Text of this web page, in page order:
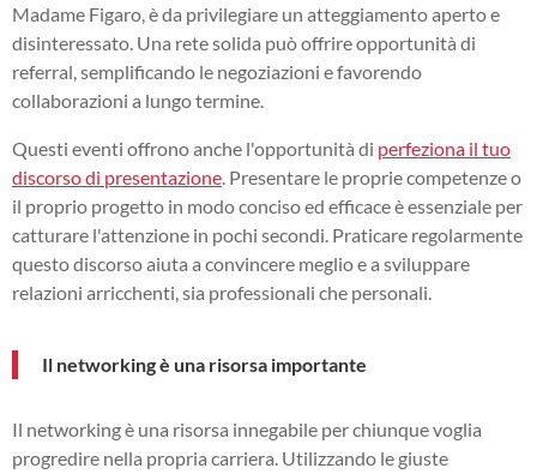
Madame Figaro, è da privilegiare un atteggiamento aperto e
disinteressato. Una rete solida può offrire opportunità di
referral, semplificando le negoziazioni e favorendo
collaborazioni a lungo termine.
Questi eventi offrono anche l'opportunità di perfeziona il tuo
discorso di presentazione. Presentare le proprie competenze o
il proprio progetto in modo conciso ed efficace è essenziale per
catturare l'attenzione in pochi secondi. Praticare regolarmente
questo discorso aiuta a convincere meglio e a sviluppare
relazioni arricchenti, sia professionali che personali.
Il networking è una risorsa importante
Il networking è una risorsa innegabile per chiunque voglia
progredire nella propria carriera. Utilizzando le giuste